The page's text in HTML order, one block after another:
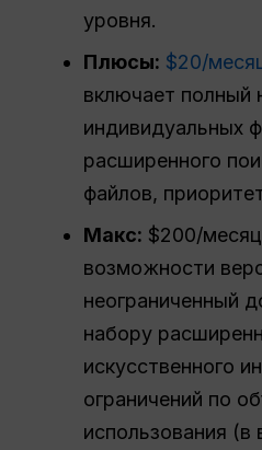
уровня.
Плюсы: $20/
включает полный
индивидуальных
расширенного
файлов,
Макс: $200/
возможности
неограниченный
набору
искусственного
ограничений по
использования (в